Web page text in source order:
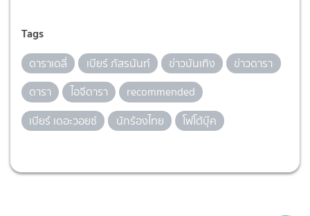
Tags
ดาราเดลี่ เบียร์ ภัสรนันท์ ข่าวบันเทิง
ข่าวดารา
ดารา
ไอจีดารา
recommended
เบียร์ เดอะวอยซ์
นักร้องไทย โฟโต้บุ๊ค